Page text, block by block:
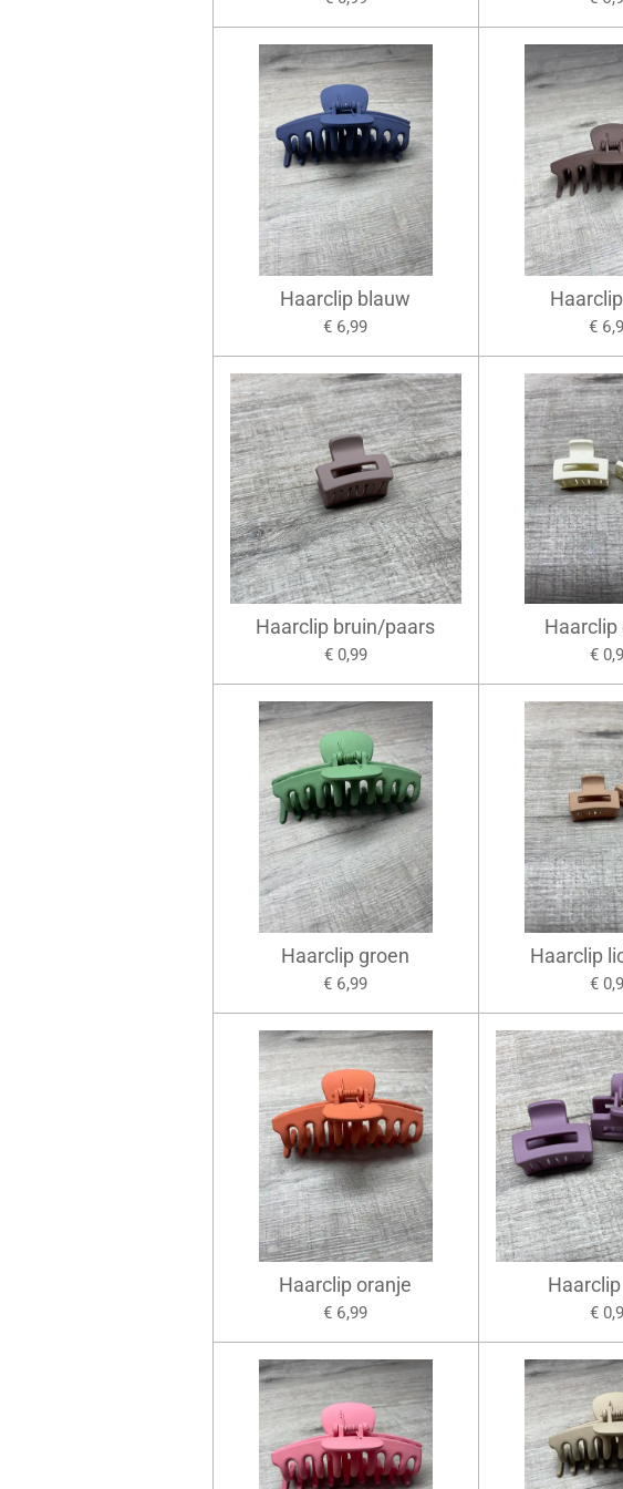
Haarclip blauw
€ 6,99 €
Haarclip bruin/paars
€ 0,99
Haarclip
€
Haarclip groen
€ 6,99
Haarclip
€
Haarclip oranje
€ 6,99 €